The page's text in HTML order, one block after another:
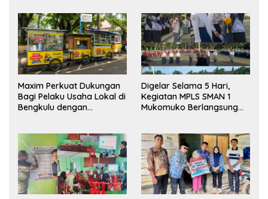
Maxim Perkuat Dukungan
Bagi Pelaku Usaha Lokal di
Bengkulu dengan
Pasar
Digelar Selama 5 Hari,
Kegiatan MPLS SMAN 1
Mukomuko Berlangsung